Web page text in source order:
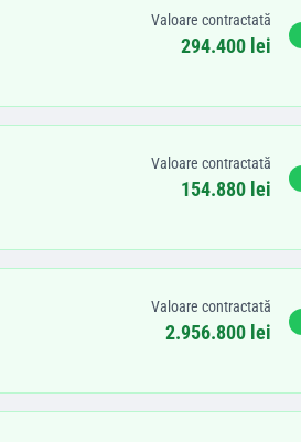
Valoare contractată
294.400 lei
Valoare contractată
154.880 lei
Valoare contractată
2.956.800 lei